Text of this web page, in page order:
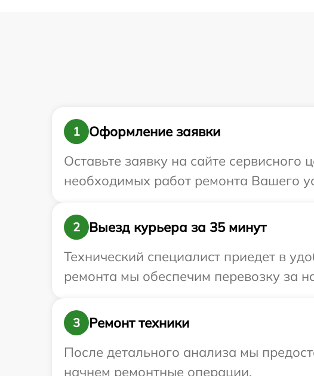
1
Оформление заявки
Оставьте заявку на сайте
необходимых работ ремонта Вашего
2
Выезд курьера за 35 минут
Технический специалист приедет в
ремонта мы обеспечим перевозку за
3
Ремонт техники
После детального анализа мы
начнем ремонтные операции.